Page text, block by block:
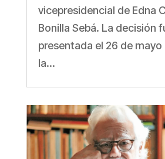
vicepresidencial de Edna
Bonilla Sebá. La decisión
presentada el 26 de mayo
la...